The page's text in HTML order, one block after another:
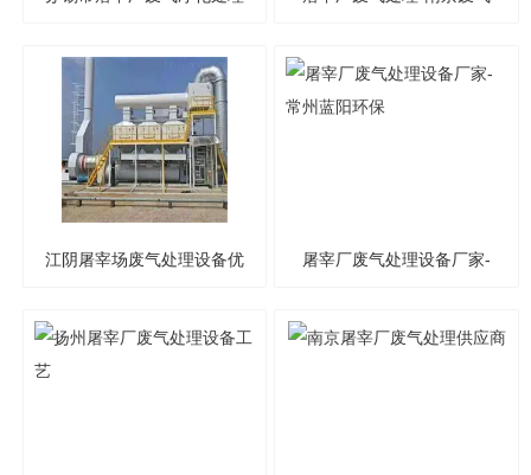
江阴屠宰场废气处理设备优 屠宰厂废气处理设备厂家-